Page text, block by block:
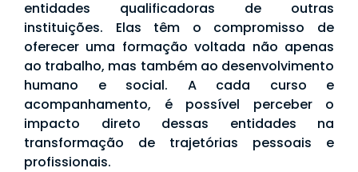
entidades qualificadoras de outras
instituições. Elas têm o compromisso de
oferecer uma formação voltada não apenas
ao trabalho, mas também ao desenvolvimento
humano e social. A cada curso e
acompanhamento, é possível perceber o
impacto direto dessas entidades na
transformação de trajetórias pessoais e
profissionais.